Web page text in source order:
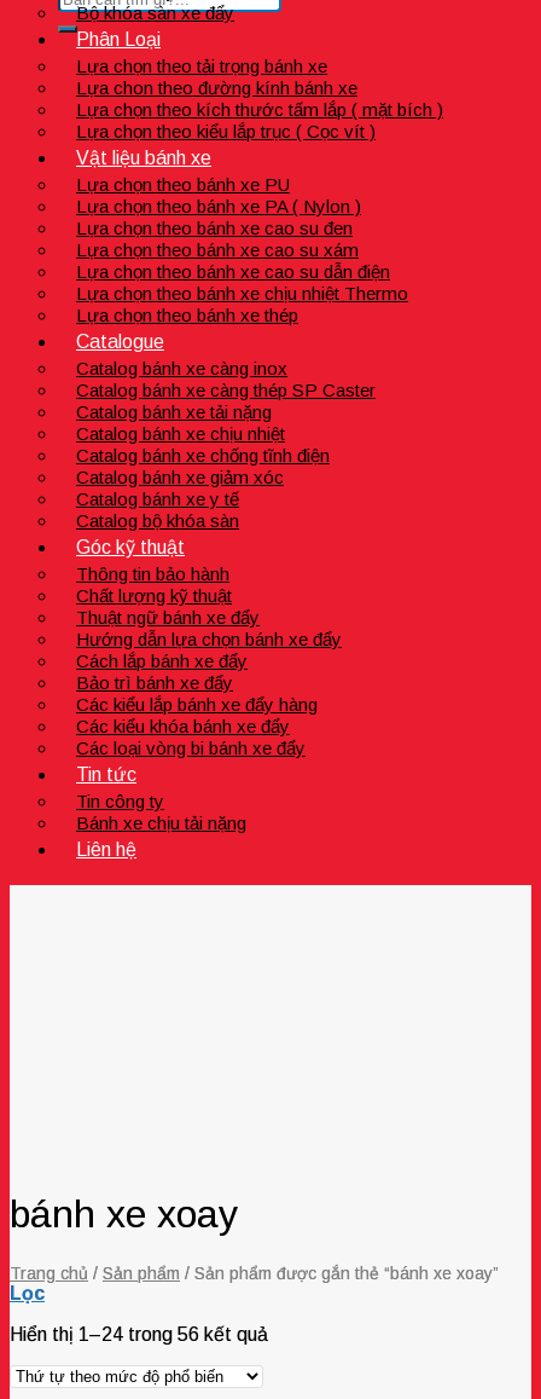
Bộ khóa sàn xe đẩy
Phân Loại
Lựa chọn theo tải trọng bánh xe
Lựa chon theo đường kính bánh xe
Lựa chọn theo kích thước tấm lắp ( mặt bích )
Lựa chọn theo kiểu lắp trục ( Cọc vít )
Vật liệu bánh xe
Lựa chọn theo bánh xe PU
Lựa chọn theo bánh xe PA ( Nylon )
Lựa chọn theo bánh xe cao su đen
Lựa chọn theo bánh xe cao su xám
Lựa chọn theo bánh xe cao su dẫn điện
Lựa chọn theo bánh xe chịu nhiệt Thermo
Lựa chọn theo bánh xe thép
Catalogue
Catalog bánh xe càng inox
Catalog bánh xe càng thép SP Caster
Catalog bánh xe tải nặng
Catalog bánh xe chịu nhiệt
Catalog bánh xe chống tĩnh điện
Catalog bánh xe giảm xóc
Catalog bánh xe y tế
Catalog bộ khóa sàn
Góc kỹ thuật
Thông tin bảo hành
Chất lượng kỹ thuật
Thuật ngữ bánh xe đẩy
Hướng dẫn lựa chọn bánh xe đẩy
Cách lắp bánh xe đẩy
Bảo trì bánh xe đẩy
Các kiểu lắp bánh xe đẩy hàng
Các kiểu khóa bánh xe đẩy
Các loại vòng bi bánh xe đẩy
Tin tức
Tin công ty
Bánh xe chịu tải nặng
Liên hệ
bánh xe xoay
Trang chủ / Sản phẩm / Sản phẩm được gắn thẻ “bánh xe xoay”
Lọc
Hiển thị 1–24 trong 56 kết quả